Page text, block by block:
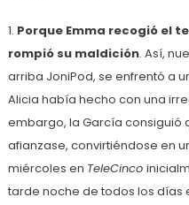
1. Porque Emma recogió el
rompió su maldición. Así,
arriba JoniPod, se enfrentó a
Alicia había hecho con una
embargo, la García consiguió
afianzase, convirtiéndose en
miércoles en TeleCinco
tarde noche de todos los días